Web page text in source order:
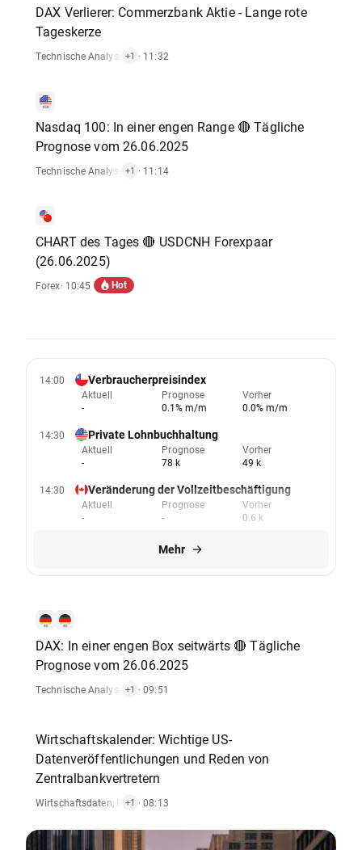
DAX Verlierer: Commerzbank Aktie - Lange rote
Tageskerze
Technische Analysen, Aktien
+1 · 11:32
Nasdaq 100: In einer engen Range 🔴 Tägliche
Prognose vom 26.06.2025
Technische Analysen, Index
+1 · 11:14
CHART des Tages 🔴 USDCNH Forexpaar
(26.06.2025)
Forex· 10:45 Hot
14:00 Verbraucherpreisindex
Aktuell
-
Prognose
0.1% m/m
Vorher
0.0% m/m
14:30 Private Lohnbuchhaltung
Aktuell
-
Prognose
78 k
Vorher
49 k
14:30 Veränderung der Vollzeitbeschäftigung
Aktuell
-
Prognose
-
Vorher
0.6 k
Mehr
DAX: In einer engen Box seitwärts 🔴 Tägliche
Prognose vom 26.06.2025
Technische Analysen, Index
+1 · 09:51
Wirtschaftskalender: Wichtige US-
Datenveröffentlichungen und Reden von
Zentralbankvertretern
Wirtschaftsdaten Forex
+1 · 08:13